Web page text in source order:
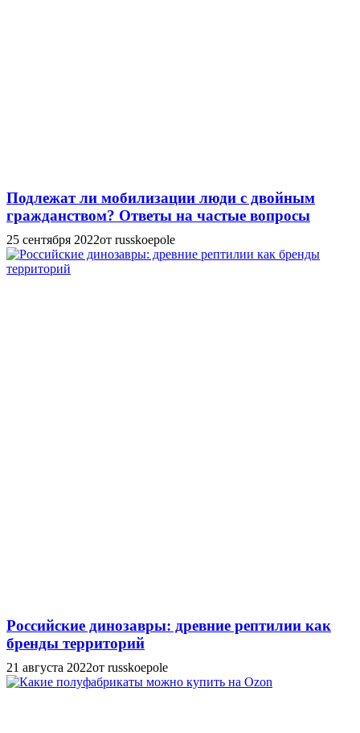
Подлежат ли мобилизации люди с двойным
гражданством? Ответы на частые вопросы
25 сентября 2022от russkoepole
Российские динозавры: древние рептилии как
бренды территорий
21 августа 2022от russkoepole